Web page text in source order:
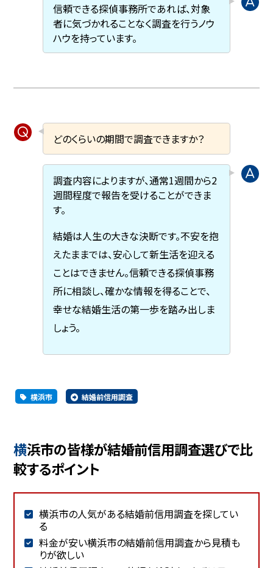
信頼できる探偵事務所であれば、対象
者に気づかれることなく調査を行うノウ
ハウを持っています。
どのくらいの期間で調査できますか？
調査内容によりますが、通常1週間から2
週間程度で報告を受けることができま
す。
結婚は人生の大きな決断です。不安を抱
えたままでは、安心して新生活を迎える
ことはできません。信頼できる探偵事務
所に相談し、確かな情報を得ることで、
幸せな結婚生活の第一歩を踏み出しま
しょう。
横浜市 結婚前信用調査
横浜市の皆様が結婚前信用調査選びで比
較するポイント
横浜市の人気がある結婚前信用調査を探してい
る
料金が安い横浜市の結婚前信用調査から見積も
りが欲しい